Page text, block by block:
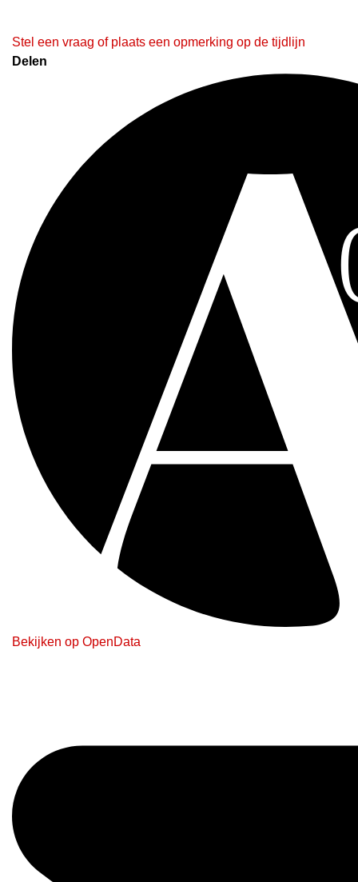
Stel een vraag of plaats een opmerking op de tijdlijn
Delen
Bekijken op OpenData